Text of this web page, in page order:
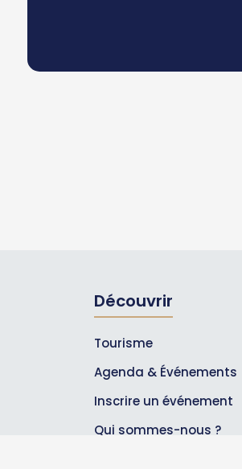
Découvrir
Tourisme
Agenda & Événements
Inscrire un événement
Qui sommes-nous ?